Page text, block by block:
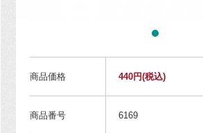
商品価格 440円(税込)
商品番号 6169